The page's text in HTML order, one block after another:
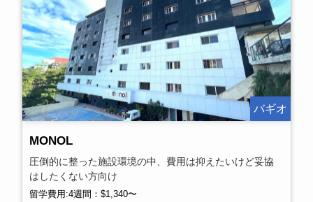
バギオ
MONOL
圧倒的に整った施設環境の中、費用は抑えたいけど妥協
はしたくない方向け
留学費用:4週間：$1,340〜